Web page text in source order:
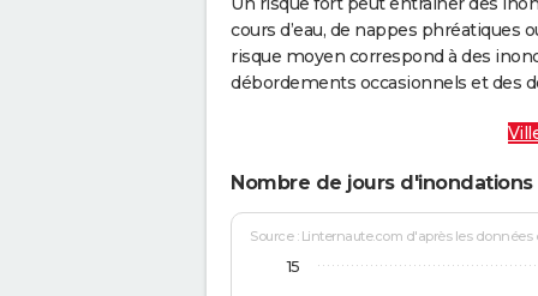
cours d’eau, de nappes phréatiques
risque moyen correspond à des
débordements occasionnels et des
Nombre de jours
Source : Linternaute.com d'après les données
15